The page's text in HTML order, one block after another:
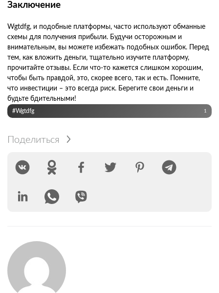
Заключение
Wgtdfg, и подобные платформы, часто используют обманные
схемы для получения прибыли. Будучи осторожным и
внимательным, вы можете избежать подобных ошибок. Перед
тем, как вложить деньги, тщательно изучите платформу,
прочитайте отзывы. Если что-то кажется слишком хорошим,
чтобы быть правдой, это, скорее всего, так и есть. Помните,
что инвестиции – это всегда риск. Берегите свои деньги и
будьте бдительными!
#Wgtdfg 1
Поделиться